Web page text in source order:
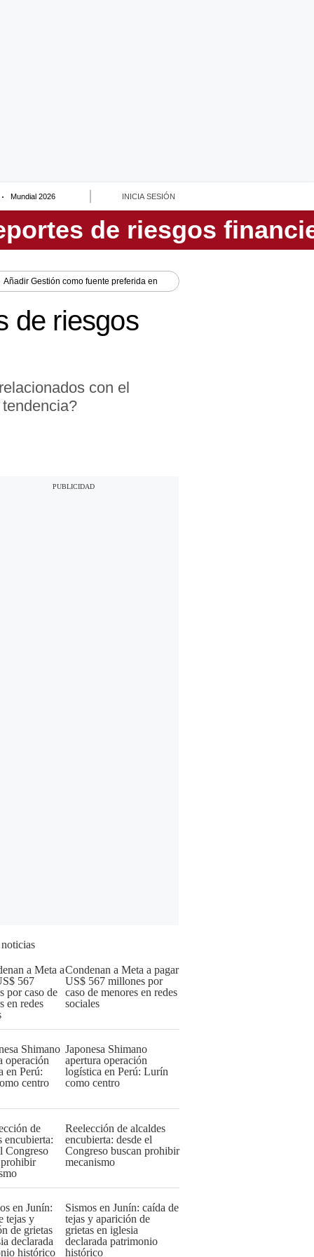
Mundial 2026 INICIA SESIÓN
Añadir Gestión como fuente preferida en
de riesgos
con el
Condenan a Meta a pagar
US$ 567 millones por
caso de menores en redes
sociales
Japonesa Shimano
apertura operación
logística en Perú: Lurín
como centro
Reelección de alcaldes
encubierta: desde el
Congreso buscan prohibir
mecanismo
Sismos en Junín: caída de
tejas y aparición de
grietas en iglesia
declarada patrimonio
histórico